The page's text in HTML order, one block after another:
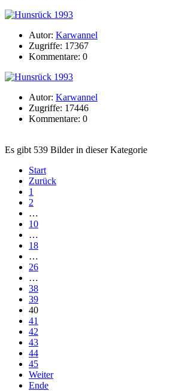
Autor: Karwannel
Zugriffe: 17367
Kommentare: 0
Autor: Karwannel
Zugriffe: 17446
Kommentare: 0
Es gibt 539 Bilder in dieser Kategorie
Start
Zurück
1
2
…
10
…
18
…
26
…
38
39
40
41
42
43
44
45
Weiter
Ende